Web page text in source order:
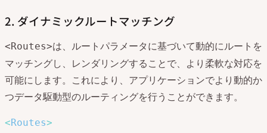
2. ダイナミックルートマッチング
<Routes>は、ルートパラメータに基づいて動的にルートを
マッチングし、レンダリングすることで、より柔軟な対応を
可能にします。これにより、アプリケーションでより動的か
つデータ駆動型のルーティングを行うことができます。
<Routes>